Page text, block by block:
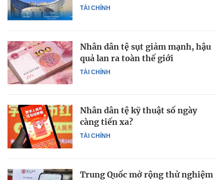
TÀI CHÍNH
TÀI CHÍNH
Nhân dân tệ sụt giảm mạnh, hậu
quả lan ra toàn thế giới
TÀI CHÍNH
Nhân dân tệ kỹ thuật số ngày
càng tiến xa?
Trung Quốc mở rộng thử nghiệm